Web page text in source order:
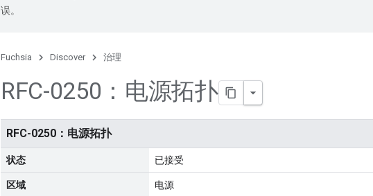
误。
Fuchsia Discover 治理
RFC-0250：电源拓扑
RFC-0250：电源拓扑
状态 已接受
区域 电源